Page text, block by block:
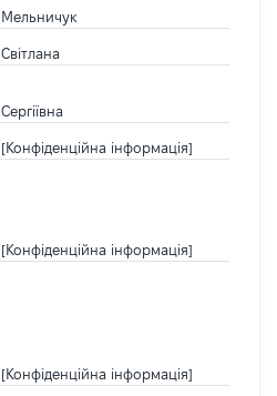
Мельничук
Світлана
Сергіївна
[Конфіденційна інформація]
[Конфіденційна інформація]
[Конфіденційна інформація]